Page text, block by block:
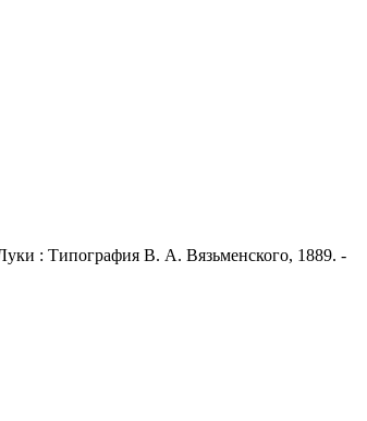
: Типография В. А. Вязьменского, 1889. -